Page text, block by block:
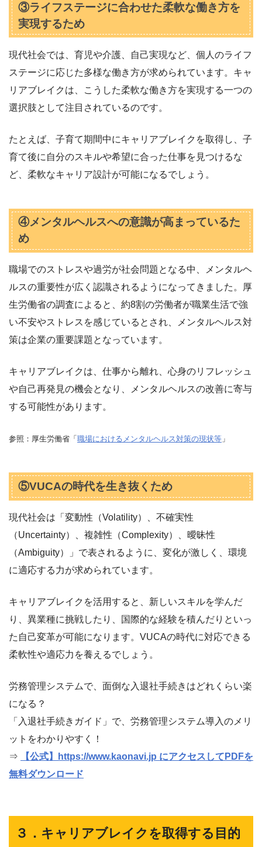
③ライフステージに合わせた柔軟な働き方を
実現するため
現代社会では、育児や介護、自己実現など、個人のライフ
ステージに応じた多様な働き方が求められています。キャ
リアブレイクは、こうした柔軟な働き方を実現する一つの
選択肢として注目されているのです。
たとえば、子育て期間中にキャリアブレイクを取得し、子
育て後に自分のスキルや希望に合った仕事を見つけるな
ど、柔軟なキャリア設計が可能になるでしょう。
④メンタルヘルスへの意識が高まっているた
め
職場でのストレスや過労が社会問題となる中、メンタルヘ
ルスの重要性が広く認識されるようになってきました。厚
生労働省の調査によると、約8割の労働者が職業生活で強
い不安やストレスを感じているとされ、メンタルヘルス対
策は企業の重要課題となっています。
キャリアブレイクは、仕事から離れ、心身のリフレッシュ
や自己再発見の機会となり、メンタルヘルスの改善に寄与
する可能性があります。
参照：厚生労働省「 職場におけるメンタルヘルス対策の現状等 」
⑤VUCAの時代を生き抜くため
現代社会は「変動性（Volatility）、不確実性
（Uncertainty）、複雑性（Complexity）、曖昧性
（Ambiguity）」で表されるように、変化が激しく、環境
に適応する力が求められています。
キャリアブレイクを活用すると、新しいスキルを学んだ
り、異業種に挑戦したり、国際的な経験を積んだりといっ
た自己変革が可能になります。VUCAの時代に対応できる
柔軟性や適応力を養えるでしょう。
労務管理システムで、面倒な入退社手続きはどれくらい楽
になる？
「入退社手続きガイド」で、労務管理システム導入のメリ
ットをわかりやすく！
⇒
【公式】https://www.kaonavi.jp にアクセスしてPDFを
無料ダウンロード
３．キャリアブレイクを取得する目的